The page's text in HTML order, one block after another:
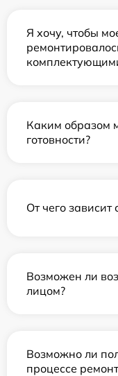
Я хочу, чтобы
Каким образом
готовности?
От чего зависит
Возможен ли
лицом?
Возможно ли
процессе